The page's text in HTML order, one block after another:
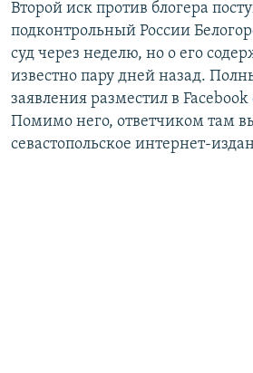
Второй иск против блогера
подконтрольный России
суд через неделю, но о его
известно пару дней назад.
заявления разместил в
Помимо него, ответчиком там
севастопольское интернет-